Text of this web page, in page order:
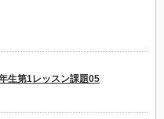
生第1レッスン課題05